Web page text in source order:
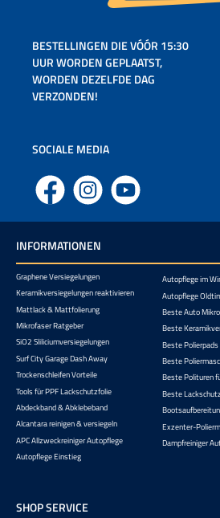
BESTELLINGEN DIE VÓÓR 15:30
UUR WORDEN GEPLAATST,
WORDEN DEZELFDE DAG
VERZONDEN!
SOCIALE MEDIA
Facebook Instagram YouTube
INFORMATIONEN
Graphene Versiegelungen
Keramikversiegelungen reaktivieren
Mattlack & Mattfolierung
Mikrofaser Ratgeber
SiO2 Sliliciumversiegelungen
Surf City Garage Dash Away
Trockenschleifen Vorteile
Tools für PPF Lackschutzfolie
Abdeckband & Abklebeband
Alcantara reinigen & versiegeln
APC Allzweckreiniger Autopflege
Autopflege Einstieg
Autopflege im
Autopflege
Beste Auto
Beste
Beste
Beste
Beste Polituren
Beste
Exzenter-
Dampfreiniger
SHOP SERVICE